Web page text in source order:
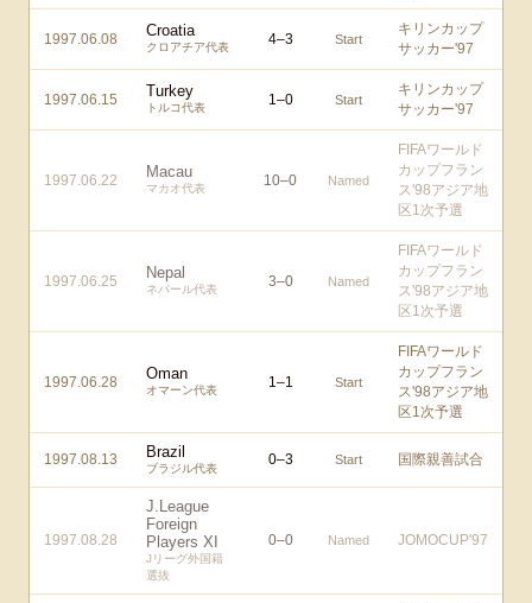
1997.06.08 Croatia
クロアチア代表 4–3 Start
キリンカップ
サッカー'97
1997.06.15 Turkey
トルコ代表 1–0 Start
キリンカップ
サッカー'97
1997.06.22 Macau
マカオ代表 10–0 Named
FIFAワールド
カップフラン
ス'98アジア地
区1次予選
1997.06.25 Nepal
ネパール代表 3–0 Named
FIFAワールド
カップフラン
ス'98アジア地
区1次予選
1997.06.28 Oman
オマーン代表 1–1 Start
FIFAワールド
カップフラン
ス'98アジア地
区1次予選
1997.08.13 Brazil
ブラジル代表
0–3 Start 国際親善試合
1997.08.28
J.League
Foreign
Players XI
Jリーグ外国籍
選抜
0–0 Named JOMOCUP'97